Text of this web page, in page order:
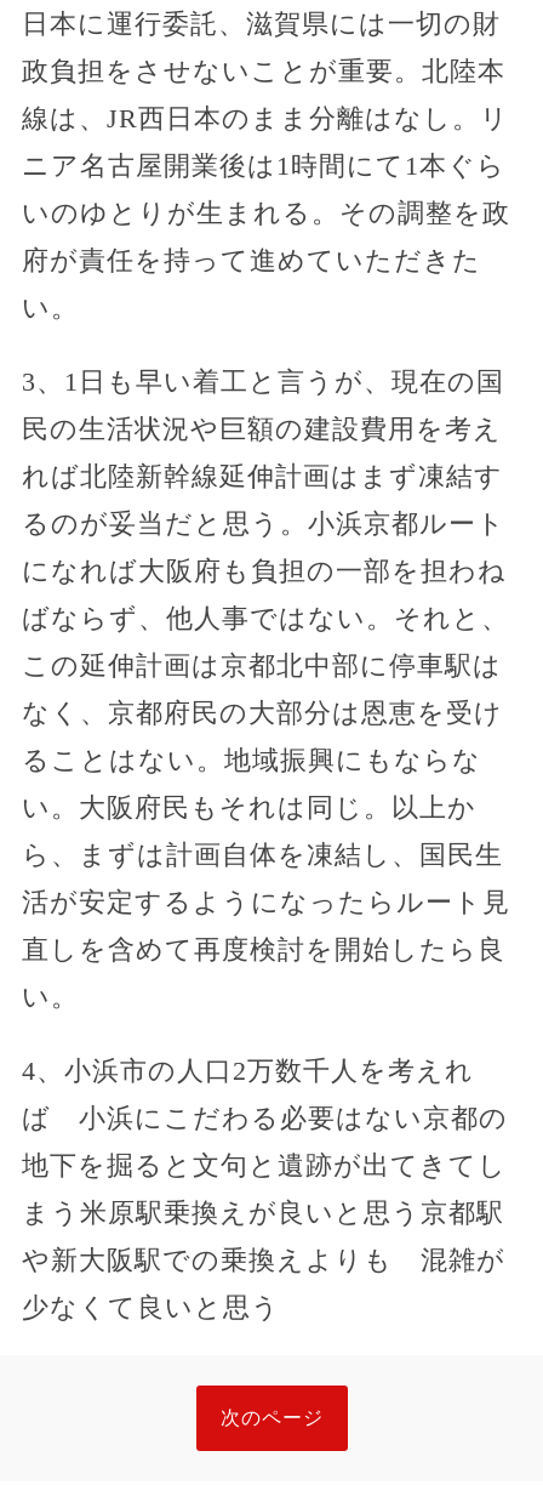
日本に運行委託、滋賀県には一切の財
政負担をさせないことが重要。北陸本
線は、JR西日本のまま分離はなし。リ
ニア名古屋開業後は1時間にて1本ぐら
いのゆとりが生まれる。その調整を政
府が責任を持って進めていただきた
い。
3、1日も早い着工と言うが、現在の国
民の生活状況や巨額の建設費用を考え
れば北陸新幹線延伸計画はまず凍結す
るのが妥当だと思う。小浜京都ルート
になれば大阪府も負担の一部を担わね
ばならず、他人事ではない。それと、
この延伸計画は京都北中部に停車駅は
なく、京都府民の大部分は恩恵を受け
ることはない。地域振興にもならな
い。大阪府民もそれは同じ。以上か
ら、まずは計画自体を凍結し、国民生
活が安定するようになったらルート見
直しを含めて再度検討を開始したら良
い。
4、小浜市の人口2万数千人を考えれ
ば 小浜にこだわる必要はない京都の
地下を掘ると文句と遺跡が出てきてし
まう米原駅乗換えが良いと思う京都駅
や新大阪駅での乗換えよりも 混雑が
少なくて良いと思う
次のページ